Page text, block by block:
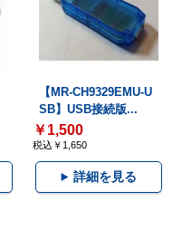
【MR-CH9329EMU-U
SB】USB接続版...
￥1,500
税込￥1,650
詳細を見る